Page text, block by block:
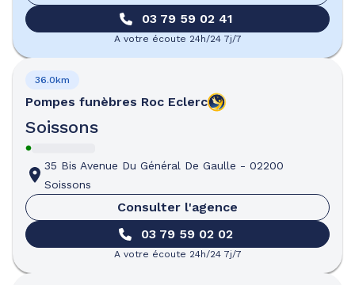
03 79 59 02 41
A votre écoute 24h/24 7j/7
Pompes funèbres Roc Eclerc
Soissons
36.0km
35 Bis Avenue Du Général De Gaulle - 02200
Soissons
Consulter l'agence
03 79 59 02 02
A votre écoute 24h/24 7j/7